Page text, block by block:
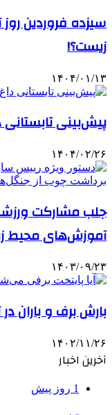
سیزده فروردین
زیست؟!
۱۴۰۴/۰۱/۱۳
پیش‌بینی تابستانی
۱۴۰۴/۰۲/۲۶
جلب مشارکت
آموزش‌های محیط
۱۴۰۳/۰۹/۲۳
بارش برف و باران
۱۴۰۲/۱۱/۲۶
آخرین اخبار
1 روز پیش